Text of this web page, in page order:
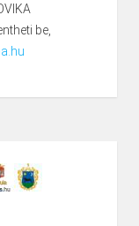
be,